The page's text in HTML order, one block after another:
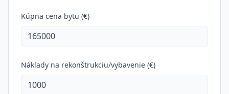
Kúpna cena bytu (€)
Náklady na rekonštrukciu/vybavenie (€)